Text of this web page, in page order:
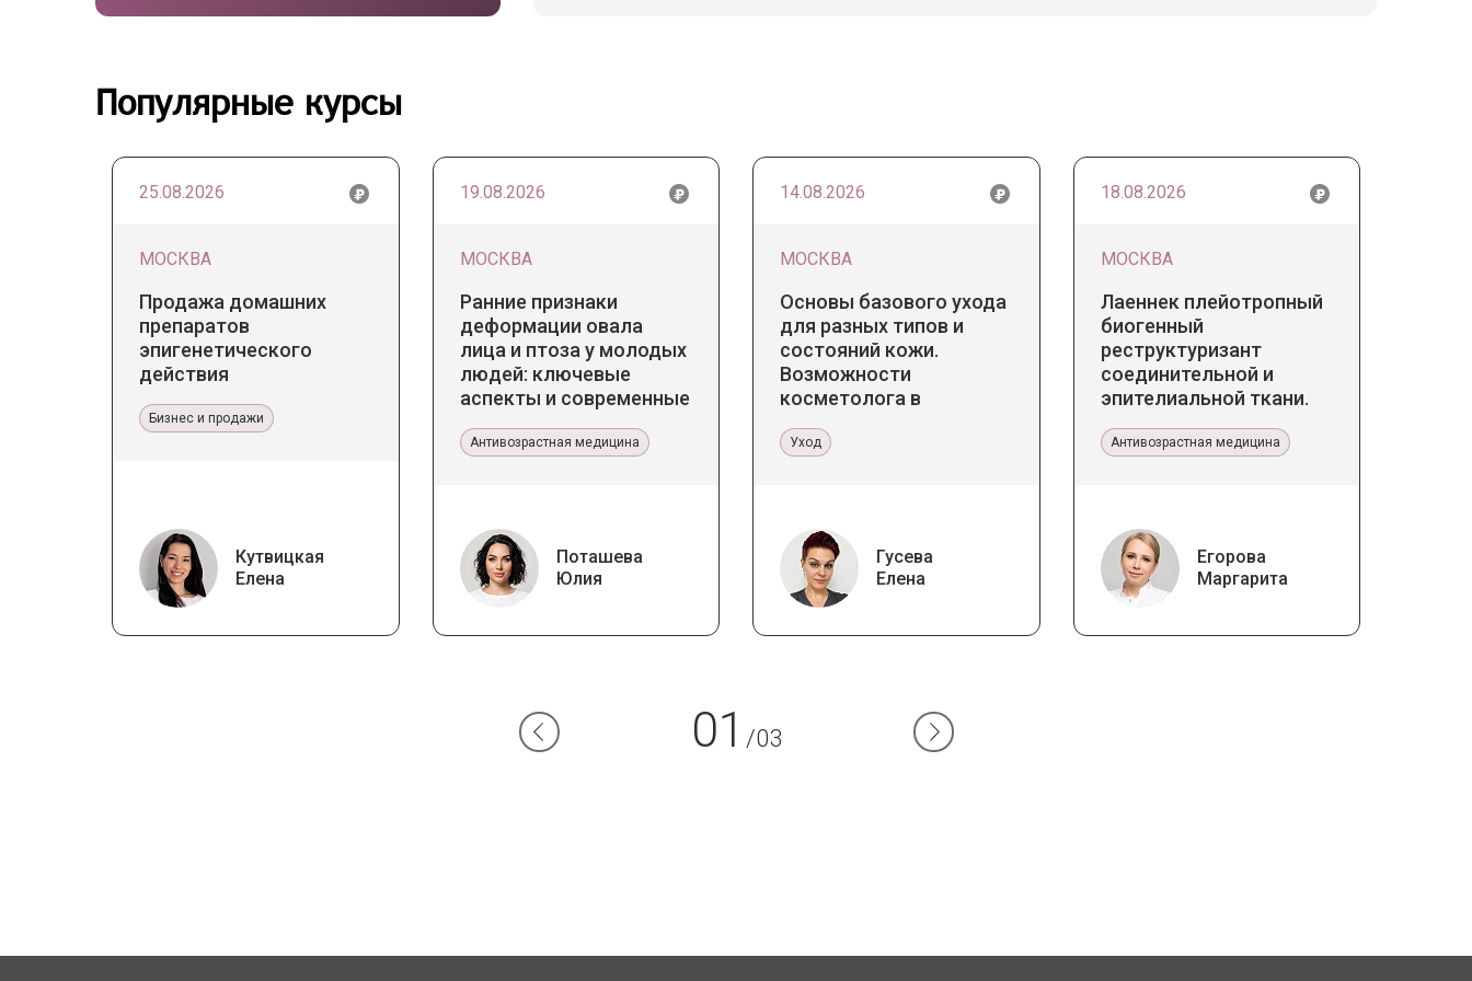
Популярные курсы
25.08.2026
МОСКВА
Продажа домашних
препаратов
эпигенетического
действия
Бизнес и продажи
Кутвицкая
Елена
19.08.2026
МОСКВА
Ранние признаки
деформации овала
лица и птоза у молодых
людей: ключевые
аспекты и современные
Антивозрастная медицина
Поташева
Юлия
14.08.2026
МОСКВА
Основы базового ухода
для разных типов и
состояний кожи.
Возможности
косметолога в
Уход
Гусева
Елена
18.08.2026
МОСКВА
Лаеннек плейотропный
биогенный
реструктуризант
соединительной и
эпителиальной ткани.
эстетической медицине
Антивозрастная медицина
Егорова
Маргарита
01 /03